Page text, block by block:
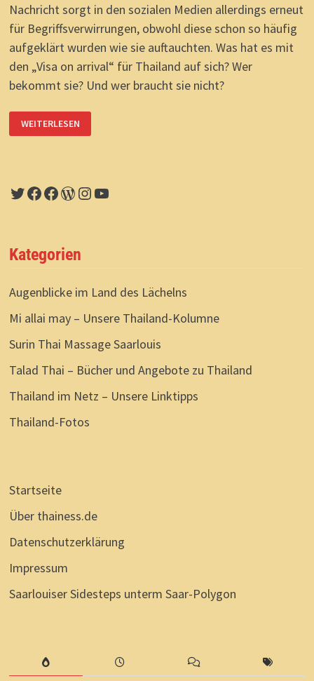
Nachricht sorgt in den sozialen Medien allerdings erneut
für Begriffsverwirrungen, obwohl diese schon so häufig
aufgeklärt wurden wie sie auftauchten. Was hat es mit
den „Visa on arrival“ für Thailand auf sich? Wer
bekommt sie? Und wer braucht sie nicht?
WARUM
VIELE
EU-
„VISA
ON
15
TAGE
BLEIBEN
DÜRFEN.
WEITERLESEN
Twitter
Facebook
Facebook
WordPress
Instagram
YouTube
Kategorien
Augenblicke im Land des Lächelns
Mi allai may – Unsere Thailand-Kolumne
Surin Thai Massage Saarlouis
Talad Thai – Bücher und Angebote zu Thailand
Thailand im Netz – Unsere Linktipps
Thailand-Fotos
Startseite
Über thainess.de
Datenschutzerklärung
Impressum
Saarlouiser Sidesteps unterm Saar-Polygon